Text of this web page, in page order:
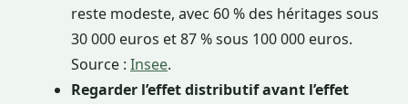
reste modeste, avec 60 % des héritages sous
30 000 euros et 87 % sous 100 000 euros.
Source : Insee.
Regarder l’effet distributif avant l’effet